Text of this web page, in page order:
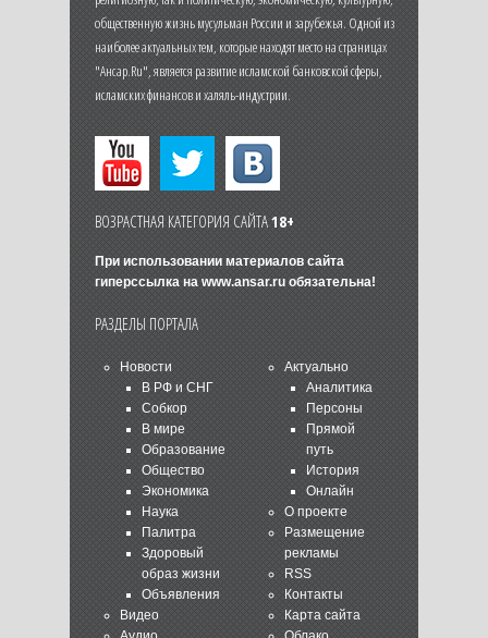
общественную жизнь мусульман России и зарубежья. Одной из
наиболее актуальных тем, которые находят место на страницах
"Ансар.Ru", является развитие исламской банковской сферы,
исламских финансов и халяль-индустрии.
ВОЗРАСТНАЯ КАТЕГОРИЯ САЙТА18+
При использовании материалов сайта
гиперссылка на www.ansar.ruобязательна!
РАЗДЕЛЫ ПОРТАЛА
Новости
В РФ и СНГ
Собкор
В мире
Образование
Общество
Экономика
Наука
Палитра
Здоровый
образ жизни
Объявления
Видео
Актуально
Аналитика
Персоны
Прямой
путь
История
Онлайн
О проекте
Размещение
рекламы
RSS
Контакты
Карта сайта